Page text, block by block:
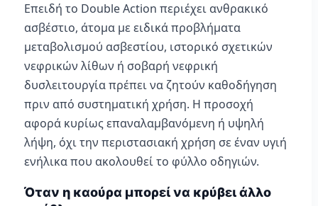
Επειδή το Double Action περιέχει ανθρακικό
ασβέστιο, άτομα με ειδικά προβλήματα
μεταβολισμού ασβεστίου, ιστορικό σχετικών
νεφρικών λίθων ή σοβαρή νεφρική
δυσλειτουργία πρέπει να ζητούν καθοδήγηση
πριν από συστηματική χρήση. Η προσοχή
αφορά κυρίως επαναλαμβανόμενη ή υψηλή
λήψη, όχι την περιστασιακή χρήση σε έναν υγιή
ενήλικα που ακολουθεί το φύλλο οδηγιών.
Όταν η καούρα μπορεί να κρύβει άλλο